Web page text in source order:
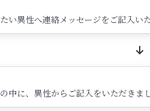
い異性へ連絡メッセージをご記入いた
中に、異性からご記入をいただきま